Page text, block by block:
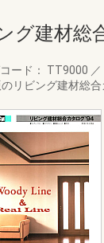
グ建材総
ード： TT9000 ／
リビング建材総合